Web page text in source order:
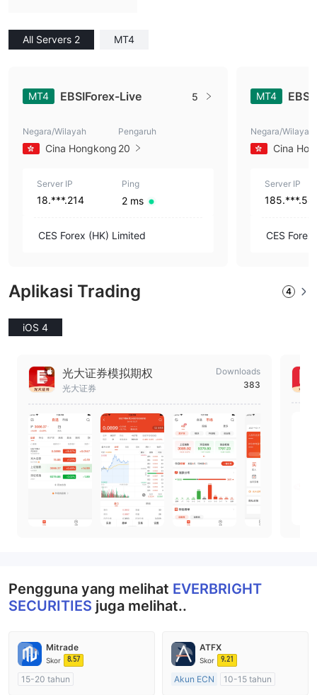
All Servers 2 MT4
MT4 EBSIForex-Live 5
Negara/Wilayah
Cina Hongkong
Pengaruh
20
Server IP
18.***.214
Ping
2 ms
CES Forex (HK) Limited
MT4
Negara/Wilayah
Cina
Server IP
185.***.58
CES
Aplikasi Trading 4
iOS 4
光大证券模拟期权
光大证券
Downloads
383
Pengguna yang melihat EVERBRIGHT
SECURITIES juga melihat..
Mitrade
Skor 8.57
15-20 tahun
ATFX
Skor 9.21
Akun ECN
10-15 tahun